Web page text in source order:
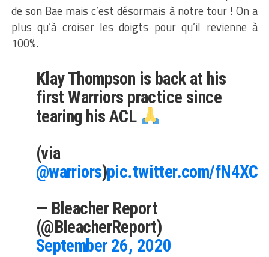
de son Bae mais c’est désormais à notre tour ! On a
plus qu’à croiser les doigts pour qu’il revienne à
100%.
Klay Thompson is back at his
first Warriors practice since
tearing his ACL
(via
@warriors)pic.twitter.com/
— Bleacher Report
(@BleacherReport)
September 26, 2020